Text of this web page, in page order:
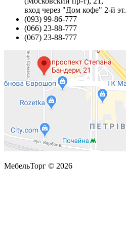
вход через "Дом кофе" 2-й эт.
(093) 99-86-777
(066) 23-88-777
(067) 23-88-777
МебельТорг © 2026